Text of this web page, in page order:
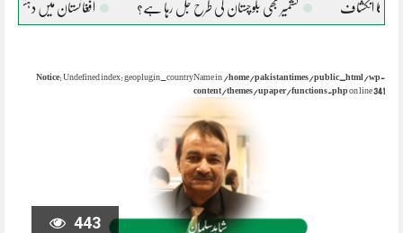
کشمیر بھی بلوچستان کی طرح جل رہا ہے؟ افغانستان میں دہشتگردوں کی موجودگی خطے
Notice: Undefined index: geoplugin_countryName in /home/pakistantimes/public_html/wp-
content/themes/upaper/functions.php on line341
443